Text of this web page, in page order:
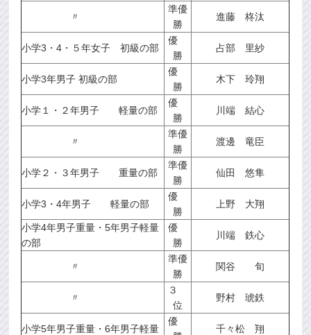
〃
準優
勝
進藤 柊汰
小学3・4・５年女子 初級の部
優
勝
占部 里紗
小学3年男子 初級の部
優
勝
木下 玲翔
小学１・２年男子 軽量の部
優
勝
川端 結心
〃
準優
勝
渡邊 竜臣
小学２・３年男子 重量の部
準優
勝
仙田 悠隼
小学3・4年男子 軽量の部
優
勝
上野 大翔
小学4年男子重量・5年男子軽量
の部
優
勝
川端 鉄心
〃
準優
勝
関谷 旬
〃
３
位
野村 琥鉄
小学5年男子重量・6年男子軽量
優
千々松 翔